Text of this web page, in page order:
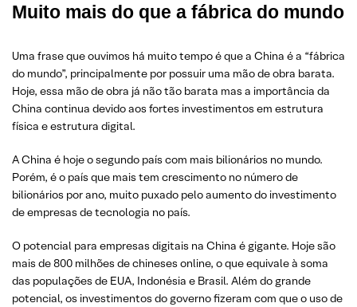
Muito mais do que a fábrica do mundo
Uma frase que ouvimos há muito tempo é que a China é a “fábrica
do mundo”, principalmente por possuir uma mão de obra barata.
Hoje, essa mão de obra já não tão barata mas a importância da
China continua devido aos fortes investimentos em estrutura
física e estrutura digital.
A China é hoje o segundo país com mais bilionários no mundo.
Porém, é o país que mais tem crescimento no número de
bilionários por ano, muito puxado pelo aumento do investimento
de empresas de tecnologia no país.
O potencial para empresas digitais na China é gigante. Hoje são
mais de 800 milhões de chineses online, o que equivale à soma
das populações de EUA, Indonésia e Brasil. Além do grande
potencial, os investimentos do governo fizeram com que o uso de